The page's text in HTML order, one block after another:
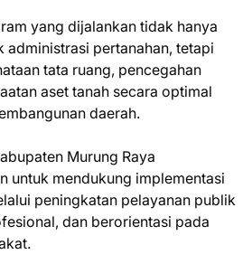
yang dijalankan tidak hanya
administrasi pertanahan, tetapi
tata ruang, pencegahan
aset tanah secara optimal
daerah.
Murung Raya
untuk mendukung implementasi
peningkatan pelayanan publik
dan berorientasi pada